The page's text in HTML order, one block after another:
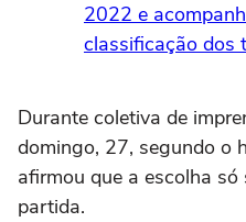
2022 e
classificação dos
Durante coletiva de
domingo, 27, segundo o
afirmou que a escolha
partida.